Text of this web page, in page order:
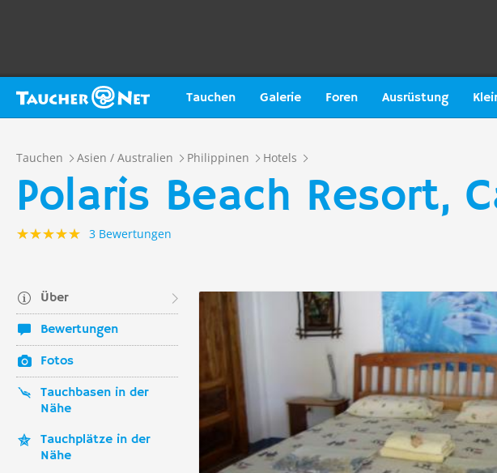
Tauchen Galerie Foren Ausrüstung
Tauchen Asien / Australien Philippinen Hotels
Polaris Beach Resort,
3 Bewertungen
Über
Bewertungen
Fotos
Tauchbasen in der
Nähe
Tauchplätze in der
Nähe